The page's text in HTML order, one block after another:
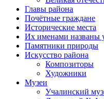
Главы района
Почётные граждане
Исторические места
Их именами названы
Памятники природы
Искусство района
Композиторы
Художники
Музеи
Учалинский